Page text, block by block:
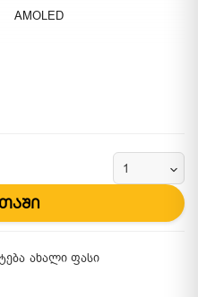
AMOLED
ახალი ფასი